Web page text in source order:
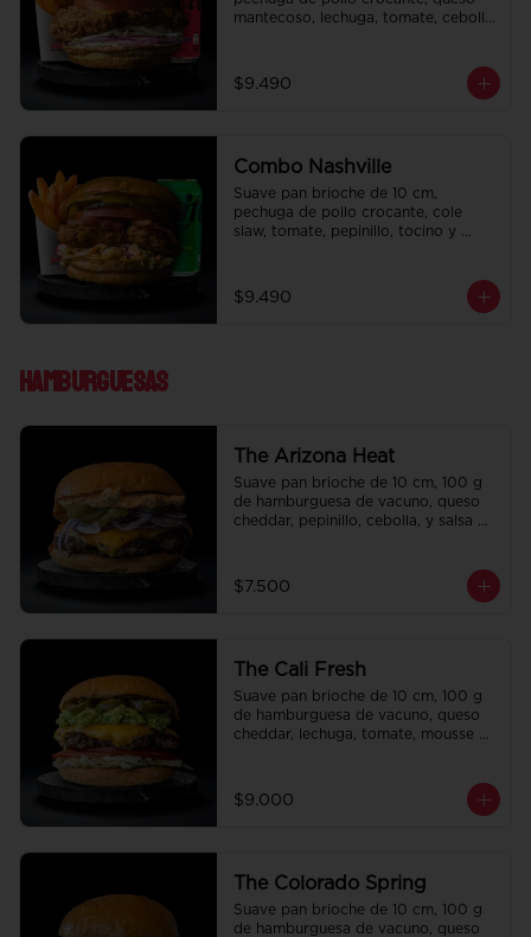
mantecoso, lechuga, tomate, cebolla
salsa de la casa de regalo a elección
y una bebida de 350 cc a elección.
$9.490
Combo Nashville
Suave pan brioche de 10 cm,
pechuga de pollo crocante, cole
slaw, tomate, pepinillo, tocino y
de la casa de regalo a elección y una
bebida de 350 cc a elección.
$9.490
Hamburguesas
The Arizona Heat
Suave pan brioche de 10 cm, 100 g
de hamburguesa de vacuno, queso
cheddar, pepinillo, cebolla, y salsa de
$7.500
The Cali Fresh
Suave pan brioche de 10 cm, 100 g
de hamburguesa de vacuno, queso
cheddar, lechuga, tomate, mousse de
$9.000
The Colorado Spring
Suave pan brioche de 10 cm, 100 g
de hamburguesa de vacuno, queso